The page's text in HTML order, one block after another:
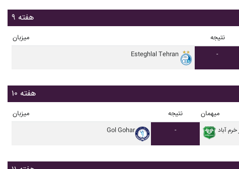
هفته ۹
میزبان نتیجه
Esteghlal Tehran -
هفته ۱۰
میزبان نتیجه میهمان
Gol Gohar - خرم آباد